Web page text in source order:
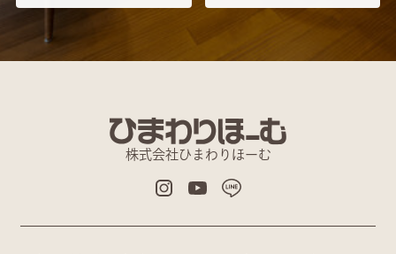
株式会社ひまわりほーむ